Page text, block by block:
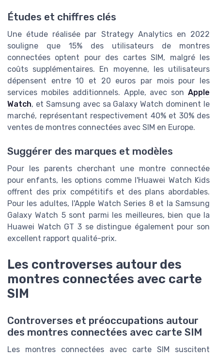
Études et chiffres clés
Une étude réalisée par Strategy Analytics en 2022
souligne que 15% des utilisateurs de montres
connectées optent pour des cartes SIM, malgré les
coûts supplémentaires. En moyenne, les utilisateurs
dépensent entre 10 et 20 euros par mois pour les
services mobiles additionnels. Apple, avec son Apple
Watch, et Samsung avec sa Galaxy Watch dominent le
marché, représentant respectivement 40% et 30% des
ventes de montres connectées avec SIM en Europe.
Suggérer des marques et modèles
Pour les parents cherchant une montre connectée
pour enfants, les options comme l'Huawei Watch Kids
offrent des prix compétitifs et des plans abordables.
Pour les adultes, l'Apple Watch Series 8 et la Samsung
Galaxy Watch 5 sont parmi les meilleures, bien que la
Huawei Watch GT 3 se distingue également pour son
excellent rapport qualité-prix.
Les controverses autour des
montres connectées avec carte
SIM
Controverses et préoccupations autour
des montres connectées avec carte SIM
Les montres connectées avec carte SIM suscitent